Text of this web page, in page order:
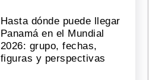
Hasta dónde puede llegar
Panamá en el Mundial
2026: grupo, fechas,
figuras y perspectivas